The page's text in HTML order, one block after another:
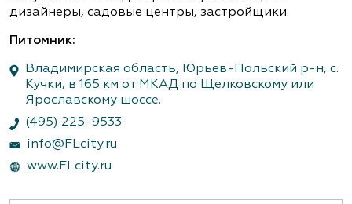
дизайнеры, садовые центры, застройщики.
Питомник:
Владимирская область, Юрьев-Польский р-н, с.
Кучки, в 165 км от МКАД по Щелковскому или
Ярославскому шоссе.
(495) 225-9533
info@FLcity.ru
www.FLcity.ru